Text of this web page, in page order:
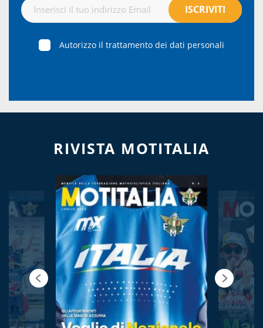
Autorizzo il trattamento dei dati personali
RIVISTA MOTITALIA